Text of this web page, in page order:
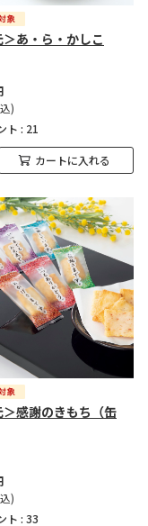
あ・ら・かしこ
)
ト : 21
カートに入れる
＞感謝のきもち（缶
)
ト : 33